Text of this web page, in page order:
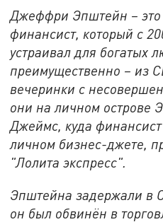
Джеффри Эпштейн – это
финансист, который с
устраивал для богатых
преимущественно – из
вечеринки с
они на личном острове
Джеймс, куда финансист
личном бизнес-джете,
"Лолита экспресс".
Эпштейна задержали в
он был обвинён в